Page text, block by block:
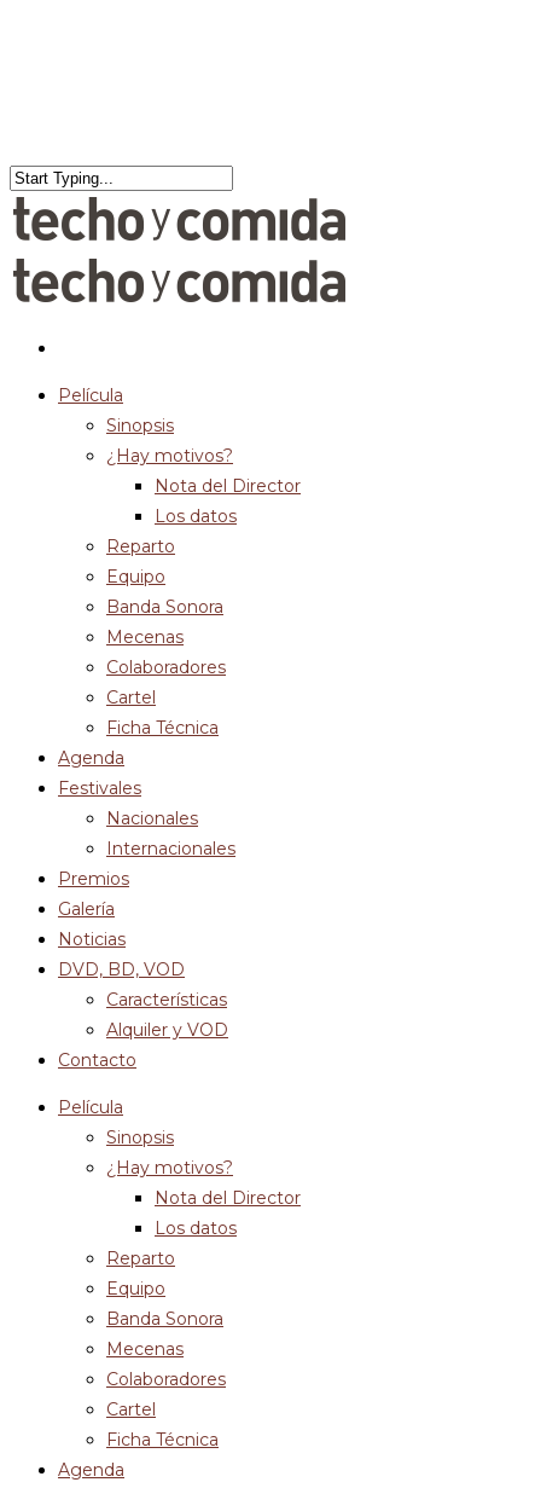
Película
Sinopsis
¿Hay motivos?
Nota del Director
Los datos
Reparto
Equipo
Banda Sonora
Mecenas
Colaboradores
Cartel
Ficha Técnica
Agenda
Festivales
Nacionales
Internacionales
Premios
Galería
Noticias
DVD, BD, VOD
Características
Alquiler y VOD
Contacto
Película
Sinopsis
¿Hay motivos?
Nota del Director
Los datos
Reparto
Equipo
Banda Sonora
Mecenas
Colaboradores
Cartel
Ficha Técnica
Agenda